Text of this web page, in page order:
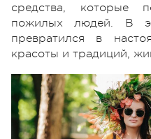
средства, которые
пожилых людей. В
превратился в
красоты и традиций,